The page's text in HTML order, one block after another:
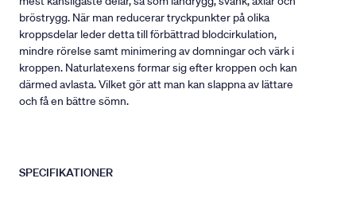
bröstrygg. När man reducerar tryckpunkter på olika
kroppsdelar leder detta till förbättrad blodcirkulation,
mindre rörelse samt minimering av domningar och värk i
kroppen. Naturlatexens formar sig efter kroppen och kan
därmed avlasta. Vilket gör att man kan slappna av lättare
och få en bättre sömn.
SPECIFIKATIONER